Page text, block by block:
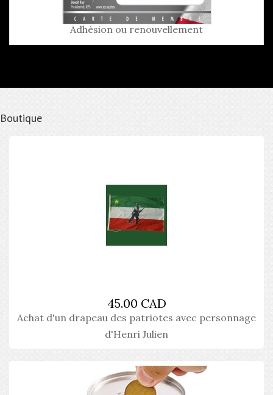
Adhésion ou renouvellement
Boutique
45.00 CAD
Achat d'un drapeau des patriotes avec personnage
d'Henri Julien